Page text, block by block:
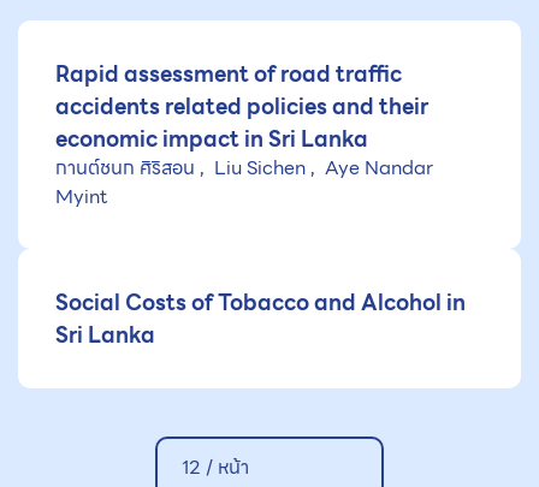
Rapid assessment of road traffic
accidents related policies and their
economic impact in Sri Lanka
กานต์ชนก ศิริสอน Liu Sichen
Myint
Social Costs of Tobacco and Alcohol in
Sri Lanka
12 / หน้า